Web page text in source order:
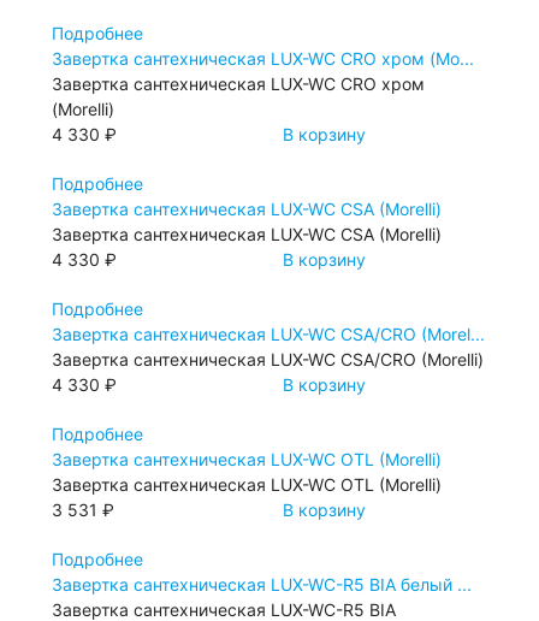
Подробнее
Завертка сантехническая LUX-WC CRO хром (Mo...
Завертка сантехническая LUX-WC CRO хром
(Morelli)
4 330 ₽
В корзину
Подробнее
Завертка сантехническая LUX-WC CSA (Morelli)
Завертка сантехническая LUX-WC CSA (Morelli)
4 330 ₽
В корзину
Подробнее
Завертка сантехническая LUX-WC CSA/CRO (Morel...
Завертка сантехническая LUX-WC CSA/CRO (Morelli)
4 330 ₽
В корзину
Подробнее
Завертка сантехническая LUX-WC OTL (Morelli)
Завертка сантехническая LUX-WC OTL (Morelli)
3 531 ₽
В корзину
Подробнее
Завертка сантехническая LUX-WC-R5 BIA белый ...
Завертка сантехническая LUX-WC-R5 BIA